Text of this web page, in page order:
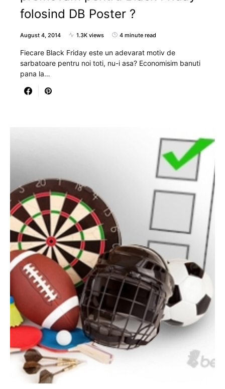
folosind DB Poster ?
August 4, 2014 1.3K views 4 minute read
Fiecare Black Friday este un adevarat motiv de
sarbatoare pentru noi toti, nu-i asa? Economisim banuti
pana la…